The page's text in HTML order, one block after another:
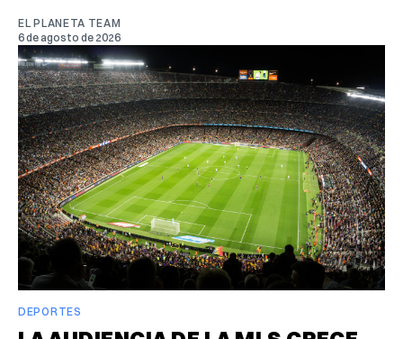
EL PLANETA TEAM
6 de agosto de 2026
DEPORTES